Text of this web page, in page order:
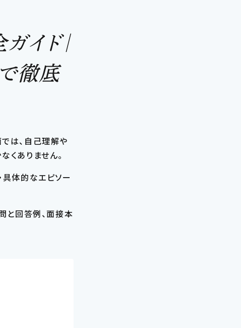
イド｜
徹底
は、自己理解や
くありません。
具体的なエピソー
と回答例、面接本